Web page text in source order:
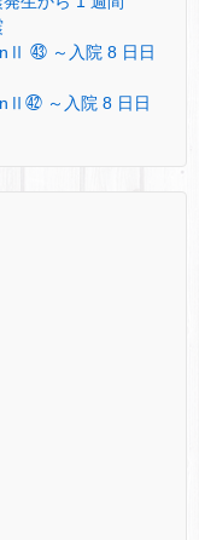
㊸ ～入院 8 日日
㊷ ～入院 8 日日